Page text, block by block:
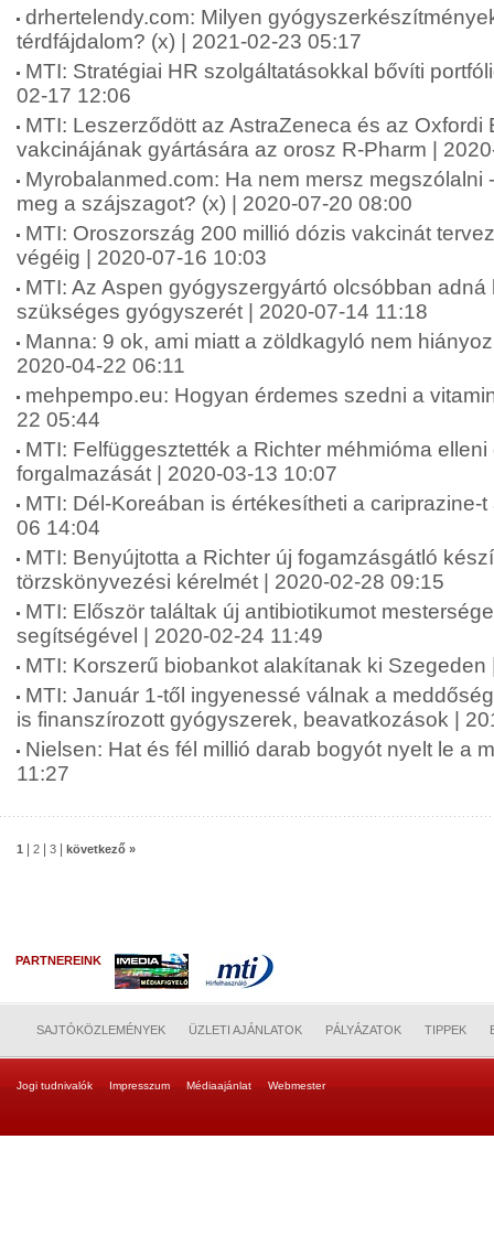
drhertelendy.com: Milyen
térdfájdalom? (x) | 2021-02-23 05:17
MTI: Stratégiai HR szolgáltatásokkal bővíti
02-17 12:06
MTI: Leszerződött az AstraZeneca és az Oxfordi
vakcinájának gyártására az orosz R-Pharm |
Myrobalanmed.com: Ha nem mersz megszólalni
meg a szájszagot? (x) | 2020-07-20 08:00
MTI: Oroszország 200 millió dózis vakcinát
végéig | 2020-07-16 10:03
MTI: Az Aspen gyógyszergyártó olcsóbban
szükséges gyógyszerét | 2020-07-14 11:18
Manna: 9 ok, ami miatt a zöldkagyló nem
2020-04-22 06:11
mehpempo.eu: Hogyan érdemes szedni a
22 05:44
MTI: Felfüggesztették a Richter méhmióma
forgalmazását | 2020-03-13 10:07
MTI: Dél-Koreában is értékesítheti a cariprazine-
06 14:04
MTI: Benyújtotta a Richter új fogamzásgátló
törzskönyvezési kérelmét | 2020-02-28 09:15
MTI: Először találtak új antibiotikumot
segítségével | 2020-02-24 11:49
MTI: Korszerű biobankot alakítanak ki
MTI: Január 1-től ingyenessé válnak a
is finanszírozott gyógyszerek, beavatkozások |
Nielsen: Hat és fél millió darab bogyót nyelt le a
11:27
1 2 3 következő »
PARTNEREINK
SAJTÓKÖZLEMÉNYEK ÜZLETI AJÁNLATOK PÁLYÁZATOK TIPPEK
Jogi tudnivalók Impresszum Médiaajánlat Webmester